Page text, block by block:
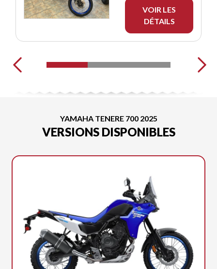
VOIR LES
DÉTAILS
YAMAHA TENERE 700 2025
VERSIONS DISPONIBLES